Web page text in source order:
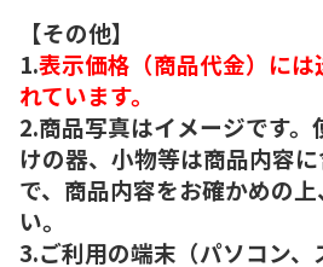
【その他】
1.表示価格（商品代金）には
れています。
2.商品写真はイメージです。
けの器、小物等は商品内容
で、商品内容をお確かめの
い。
3.ご利用の端末（パソコン、